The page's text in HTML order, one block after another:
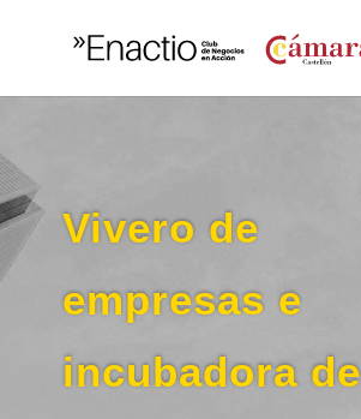
Vivero de
empresas e
incubadora de